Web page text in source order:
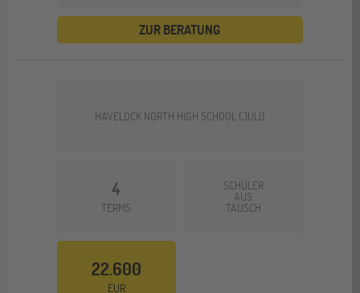
ZUR BERATUNG
HAVELOCK NORTH HIGH SCHOOL (JULI)
4
TERMS
SCHÜLER
AUS
TAUSCH
22.600
EUR